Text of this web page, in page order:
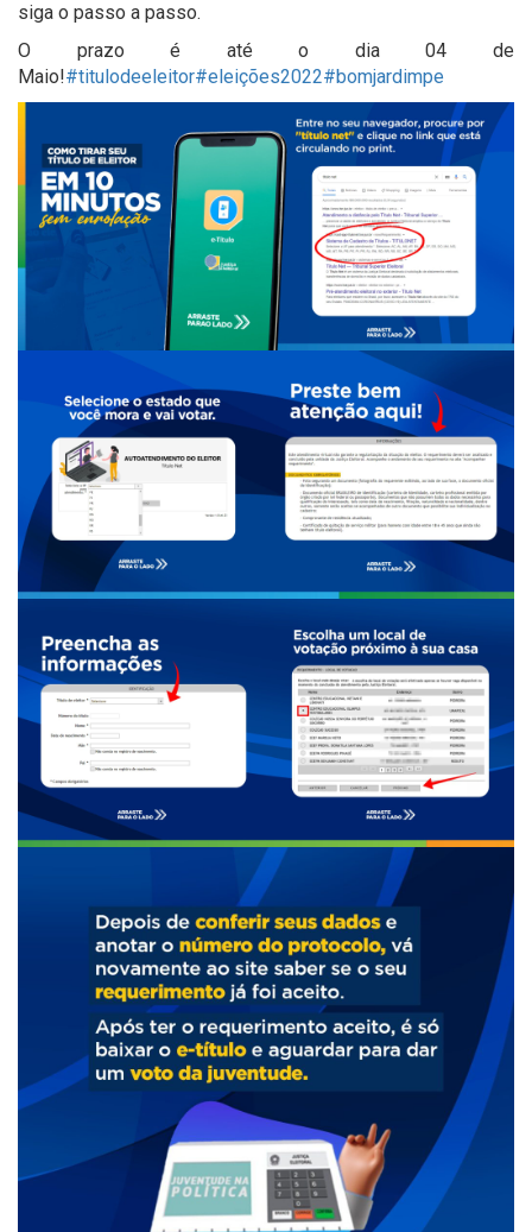
siga o passo a passo.
O prazo é até o dia 04 de
Maio!#titulodeeleitor#eleições2022#bomjardimpe